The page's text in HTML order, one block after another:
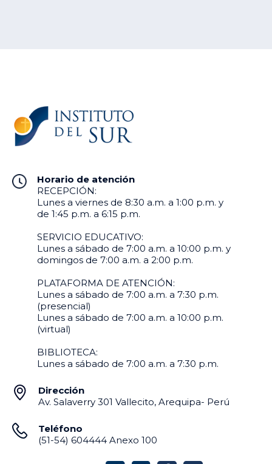
Horario de atención
RECEPCIÓN:
Lunes a viernes de 8:30 a.m. a 1:00 p.m. y
de 1:45 p.m. a 6:15 p.m.
SERVICIO EDUCATIVO:
Lunes a sábado de 7:00 a.m. a 10:00 p.m. y
domingos de 7:00 a.m. a 2:00 p.m.
PLATAFORMA DE ATENCIÓN:
Lunes a sábado de 7:00 a.m. a 7:30 p.m.
(presencial)
Lunes a sábado de 7:00 a.m. a 10:00 p.m.
(virtual)
BIBLIOTECA:
Lunes a sábado de 7:00 a.m. a 7:30 p.m.
Dirección
Av. Salaverry 301 Vallecito, Arequipa- Perú
Teléfono
(51-54) 604444 Anexo 100